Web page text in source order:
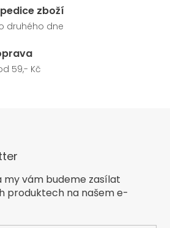
zboží
druhého dne
59,- Kč
my vám budeme zasílat
produktech na našem e-